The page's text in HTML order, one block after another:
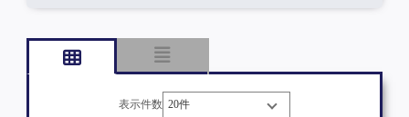
表示件数